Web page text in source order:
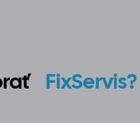
FixServis?